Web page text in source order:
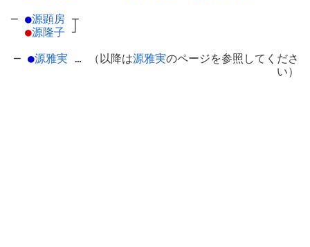
─ ●源顕房 ┬
●源隆子 ┘
─ ●源雅実 … （以降は源雅実のページを参照してくださ
い）